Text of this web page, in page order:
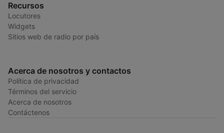
Recursos
Locutores
Widgets
Sitios web de radio por país
Acerca de nosotros y contactos
Política de privacidad
Términos del servicio
Acerca de nosotros
Contáctenos